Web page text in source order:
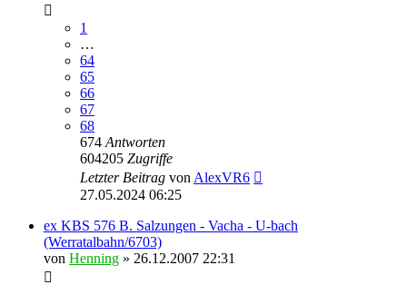
1
…
64
65
66
67
68
674 Antworten
604205 Zugriffe
Letzter Beitrag von AlexVR6
27.05.2024 06:25
ex KBS 576 B. Salzungen - Vacha - U-bach
(Werratalbahn/6703)
von Henning » 26.12.2007 22:31